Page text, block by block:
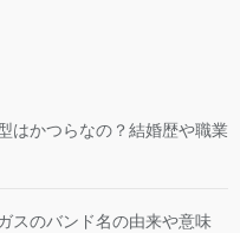
はかつらなの？結婚歴や職業
スのバンド名の由来や意味